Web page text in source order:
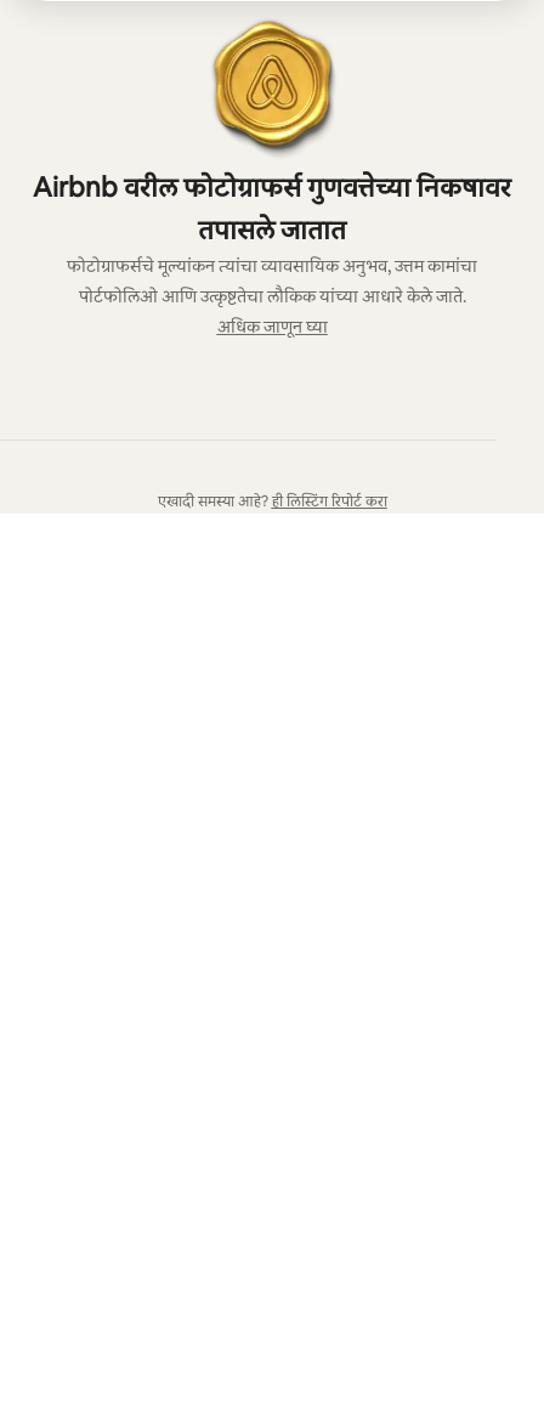
Airbnb वरील फोटोग्राफर्स गुणवत्तेच्या निकषावर
तपासले जातात
फोटोग्राफर्सचे मूल्यांकन त्यांचा व्यावसायिक अनुभव, उत्तम कामांचा
पोर्टफोलिओ आणि उत्कृष्टतेचा लौकिक यांच्या आधारे केले जाते.
अधिक जाणून घ्या
एखादी समस्या आहे? ही लिस्टिंग रिपोर्ट करा